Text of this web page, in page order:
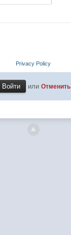
Privacy Policy
или Отменить